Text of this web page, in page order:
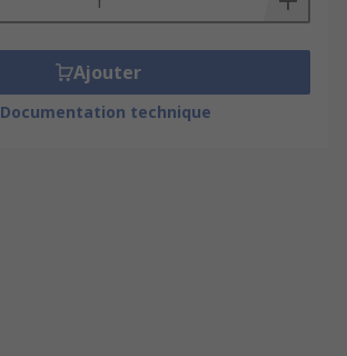
Ajouter
Documentation technique